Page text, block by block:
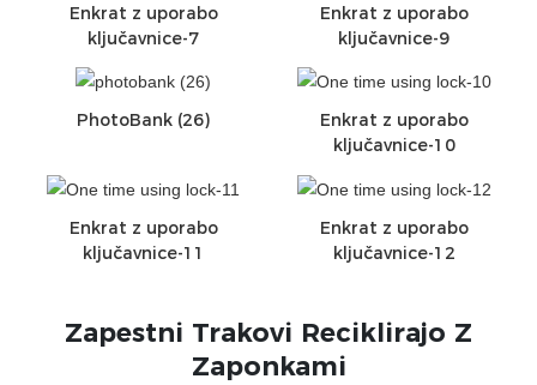
Enkrat z uporabo
ključavnice-7
Enkrat z uporabo
ključavnice-9
PhotoBank (26)
Enkrat z uporabo
ključavnice-10
Enkrat z uporabo
ključavnice-11
Enkrat z uporabo
ključavnice-12
Zapestni Trakovi Reciklirajo Z
Zaponkami